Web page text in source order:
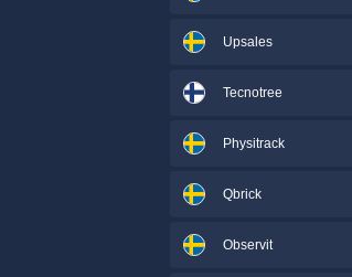
Upsales
Tecnotree
Physitrack
Qbrick
Observit